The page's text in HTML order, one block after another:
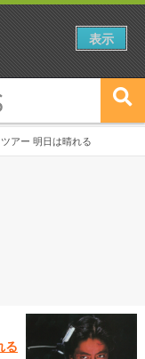
アー 明日は晴れる
る
表示